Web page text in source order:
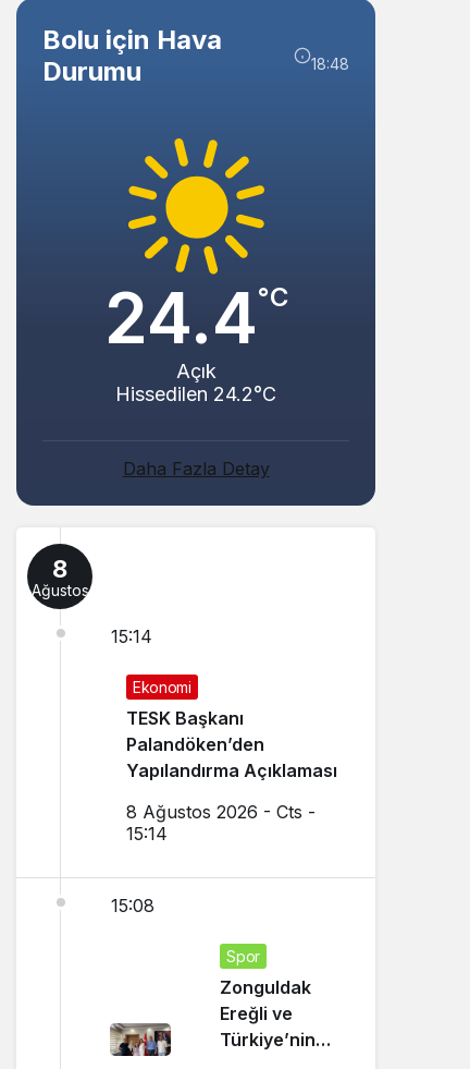
Bolu için Hava
Durumu
18:48
24.4°C
Açık
Hissedilen 24.2°C
Daha Fazla Detay
8
Ağustos
15:14
Ekonomi
TESK Başkanı
Palandöken’den
Yapılandırma Açıklaması
8 Ağustos 2026 - Cts -
15:14
15:08
Spor
Zonguldak
Ereğli ve
Türkiye’nin